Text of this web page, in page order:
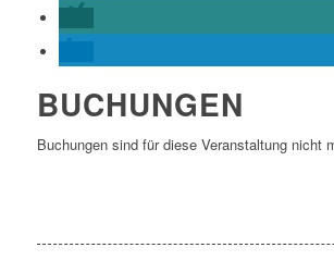
BUCHUNGEN
Buchungen sind für diese Veranstaltung nicht